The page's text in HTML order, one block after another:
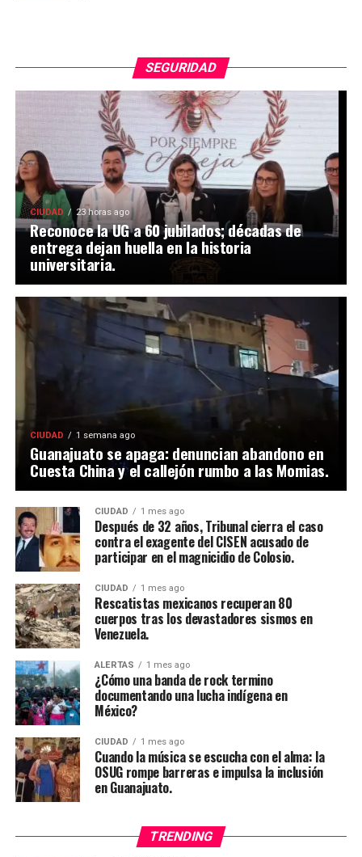
SEGURIDAD
CIUDAD 23 horas ago
Reconoce la UG a 60 jubilados; décadas de
entrega dejan huella en la historia
universitaria.
CIUDAD 1 semana ago
Guanajuato se apaga: denuncian abandono en
Cuesta China y el callejón rumbo a las Momias.
CIUDAD 1 mes ago
Después de 32 años, Tribunal cierra el caso
contra el exagente del CISEN acusado de
participar en el magnicidio de Colosio.
CIUDAD 1 mes ago
Rescatistas mexicanos recuperan 80
cuerpos tras los devastadores sismos en
Venezuela.
ALERTAS 1 mes ago
¿Cómo una banda de rock termino
documentando una lucha indígena en
México?
CIUDAD 1 mes ago
Cuando la música se escucha con el alma: la
OSUG rompe barreras e impulsa la inclusión
en Guanajuato.
TRENDING